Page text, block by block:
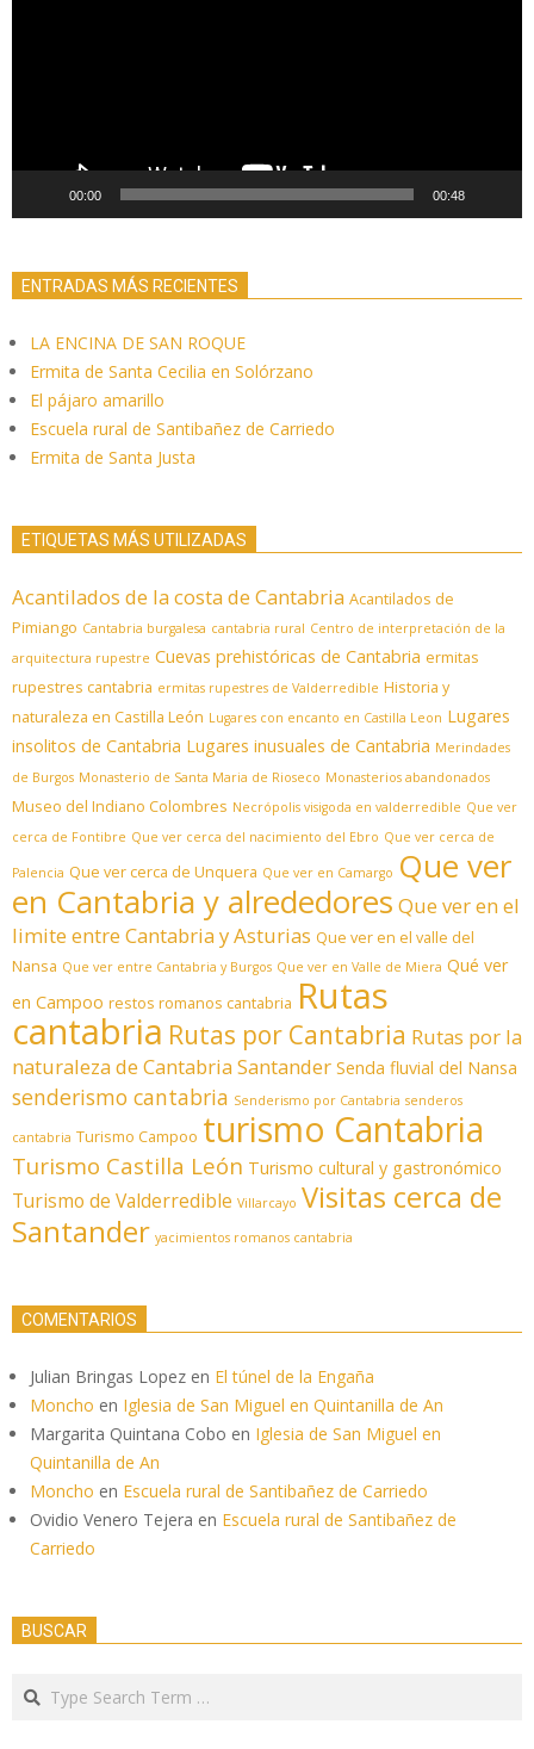
00:00 00:48
ENTRADAS MÁS RECIENTES
LA ENCINA DE SAN ROQUE
Ermita de Santa Cecilia en Solórzano
El pájaro amarillo
Escuela rural de Santibañez de Carriedo
Ermita de Santa Justa
ETIQUETAS MÁS UTILIZADAS
Acantilados de la costa de Cantabria Acantilados de
Pimiango Cantabria burgalesa cantabria rural Centro de interpretación de la
arquitectura rupestre Cuevas prehistóricas de Cantabria ermitas
rupestres cantabria ermitas rupestres de Valderredible Historia y
naturaleza en Castilla León Lugares con encanto en Castilla Leon Lugares
insolitos de Cantabria Lugares inusuales de Cantabria Merindades
de Burgos Monasterio de Santa Maria de Rioseco Monasterios abandonados
Museo del Indiano Colombres Necrópolis visigoda en valderredible Que ver
cerca de Fontibre Que ver cerca del nacimiento del Ebro Que ver cerca de
Palencia Que ver cerca de Unquera Que ver en Camargo Que ver
en Cantabria y alrededores Que ver en el
limite entre Cantabria y Asturias Que ver en el valle del
Nansa Que ver entre Cantabria y Burgos Que ver en Valle de Miera Qué ver
en Campoo restos romanos cantabria Rutas
cantabria Rutas por Cantabria Rutas por la
naturaleza de CantabriaSantander Senda fluvial del Nansa
senderismo cantabria Senderismo por Cantabria senderos
cantabria Turismo Campoo turismo Cantabria
Turismo Castilla León Turismo cultural y gastronómico
Turismo de Valderredible Villarcayo Visitas cerca de
Santander yacimientos romanos cantabria
COMENTARIOS
Julian Bringas Lopez en El túnel de la Engaña
Moncho en Iglesia de San Miguel en Quintanilla de An
Margarita Quintana Cobo en Iglesia de San Miguel en
Quintanilla de An
Moncho en Escuela rural de Santibañez de Carriedo
Ovidio Venero Tejera en Escuela rural de Santibañez de
Carriedo
BUSCAR
Search